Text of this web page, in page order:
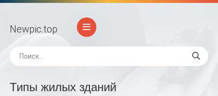
Newpic.top
Типы жилых зданий